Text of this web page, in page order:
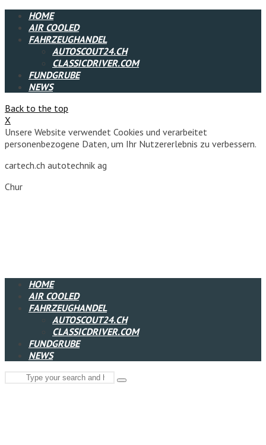
HOME
AIR COOLED
FAHRZEUGHANDEL
AUTOSCOUT24.CH
CLASSICDRIVER.COM
FUNDGRUBE
NEWS
Back to the top
X
Unsere Website verwendet Cookies und verarbeitet
personenbezogene Daten, um Ihr Nutzererlebnis zu verbessern.
cartech.ch autotechnik ag
Chur
HOME
AIR COOLED
FAHRZEUGHANDEL
AUTOSCOUT24.CH
CLASSICDRIVER.COM
FUNDGRUBE
NEWS
Search
Type